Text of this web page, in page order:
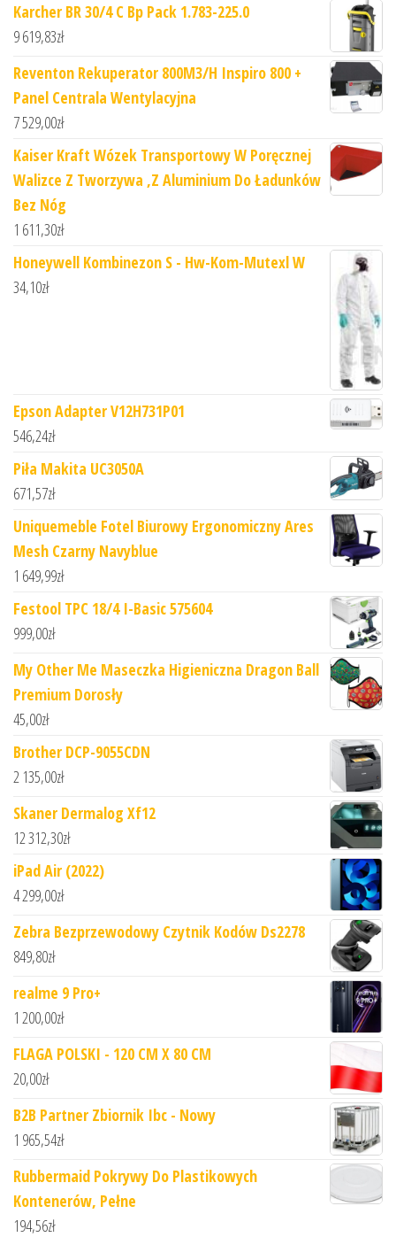
Karcher BR 30/4 C Bp Pack 1.783-225.0
9 619,83zł
Reventon Rekuperator 800M3/H Inspiro 800 +
Panel Centrala Wentylacyjna
7 529,00zł
Kaiser Kraft Wózek Transportowy W Poręcznej
Walizce Z Tworzywa ,Z Aluminium Do Ładunków
Bez Nóg
1 611,30zł
Honeywell Kombinezon S - Hw-Kom-Mutexl W
34,10zł
Epson Adapter V12H731P01
546,24zł
Piła Makita UC3050A
671,57zł
Uniquemeble Fotel Biurowy Ergonomiczny Ares
Mesh Czarny Navyblue
1 649,99zł
Festool TPC 18/4 I-Basic 575604
999,00zł
My Other Me Maseczka Higieniczna Dragon Ball
Premium Dorosły
45,00zł
Brother DCP-9055CDN
2 135,00zł
Skaner Dermalog Xf12
12 312,30zł
iPad Air (2022)
4 299,00zł
Zebra Bezprzewodowy Czytnik Kodów Ds2278
849,80zł
realme 9 Pro+
1 200,00zł
FLAGA POLSKI - 120 CM X 80 CM
20,00zł
B2B Partner Zbiornik Ibc - Nowy
1 965,54zł
Rubbermaid Pokrywy Do Plastikowych
Kontenerów, Pełne
194,56zł